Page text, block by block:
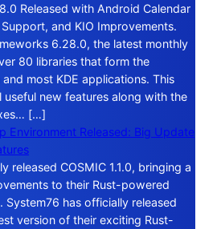
Released with Android Calendar
and KIO Improvements.
6.28.0, the latest monthly
80 libraries that form the
most KDE applications. This
useful new features along with the
[…]
Environment Released: Big Update
released COSMIC 1.1.0, bringing a
to their Rust-powered
has officially released
version of their exciting Rust-